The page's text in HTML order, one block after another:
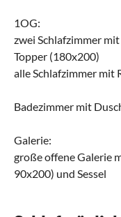
1OG:
zwei Schlafzimmer
Topper (180x200)
alle Schlafzimmer mit
Badezimmer mit
Galerie:
große offene Galerie
90x200) und Sessel